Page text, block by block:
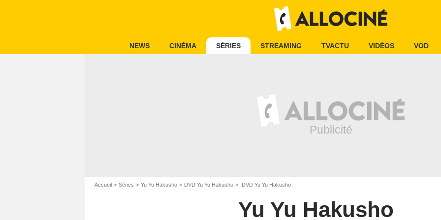
NEWS CINÉMA SÉRIES STREAMING TVACTU VIDÉOS VOD
Accueil Séries Yu Yu Hakusho DVD Yu Yu Hakusho DVD Yu Yu Hakusho
Yu Yu Hakusho